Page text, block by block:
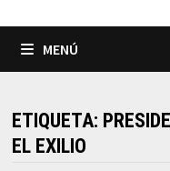
MENÚ
ETIQUETA:
EL EXILIO